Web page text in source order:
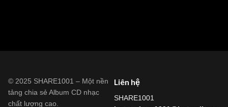
© 2025 SHARE1001 – Một nền
tảng chia sẻ Album CD nhạc
chất lượng cao.
Liên hệ
SHARE1001